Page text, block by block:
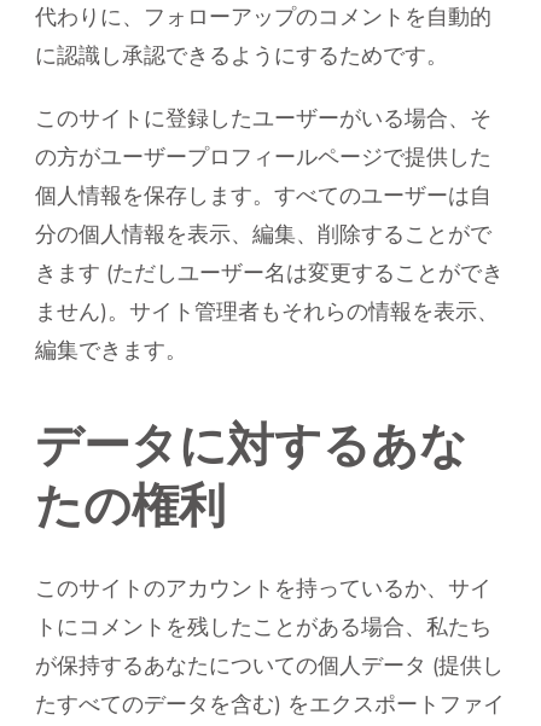
代わりに、フォローアップのコメントを自動的
に認識し承認できるようにするためです。
このサイトに登録したユーザーがいる場合、そ
の方がユーザープロフィールページで提供した
個人情報を保存します。すべてのユーザーは自
分の個人情報を表示、編集、削除することがで
きます (ただしユーザー名は変更することができ
ません)。サイト管理者もそれらの情報を表示、
編集できます。
データに対するあな
たの権利
このサイトのアカウントを持っているか、サイ
トにコメントを残したことがある場合、私たち
が保持するあなたについての個人データ (提供し
たすべてのデータを含む) をエクスポートファイ